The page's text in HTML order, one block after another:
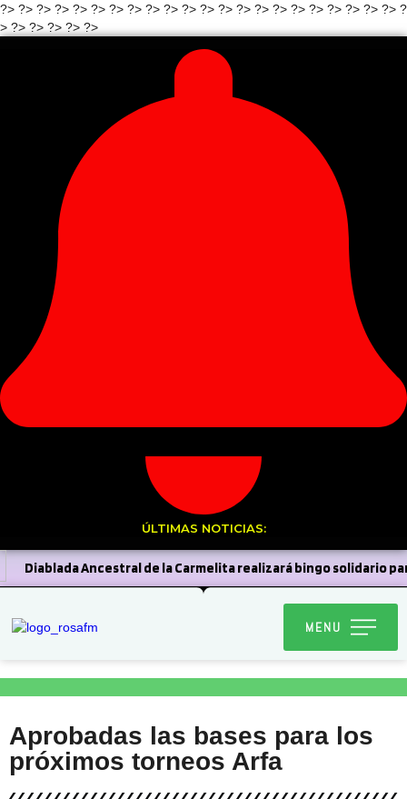
?> ?> ?> ?> ?> ?> ?> ?> ?> ?> ?> ?> ?> ?> ?> ?> ?> ?> ?> ?> ?> ?> ?
> ?> ?> ?> ?> ?>
ÚLTIMAS NOTICIAS:
Diablada Ancestral de la Carmelita realizará bingo solidario
MENU
Aprobadas las bases para los
próximos torneos Arfa